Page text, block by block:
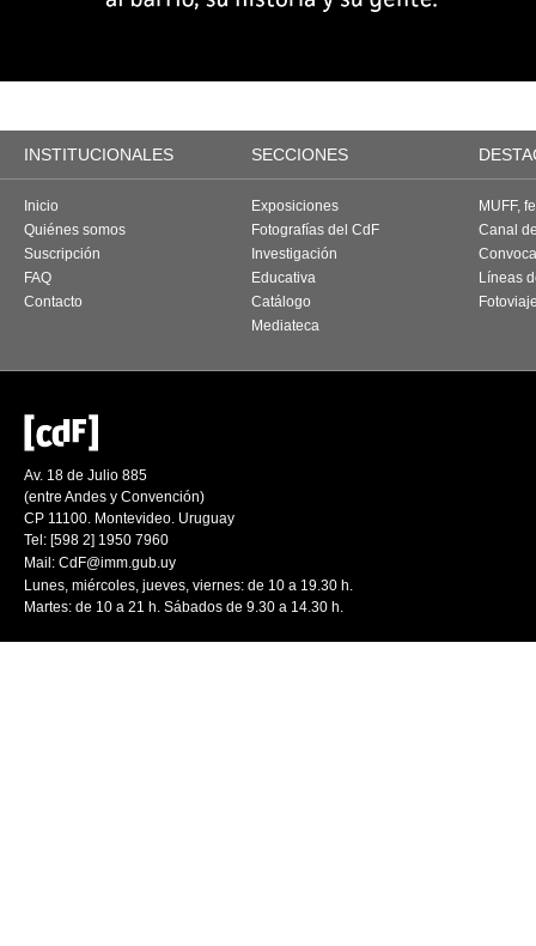
INSTITUCIONALES SECCIONES
Inicio
Quiénes somos
Suscripción
FAQ
Contacto
Exposiciones
Fotografías del CdF
Investigación
Educativa
Catálogo
Mediateca
MUFF,
Canal
Líneas
Av. 18 de Julio 885
(entre Andes y Convención)
CP 11100. Montevideo. Uruguay
Tel: [598 2] 1950 7960
Mail: CdF@imm.gub.uy
Lunes, miércoles, jueves, viernes: de 10 a 19.30 h.
Martes: de 10 a 21 h. Sábados de 9.30 a 14.30 h.